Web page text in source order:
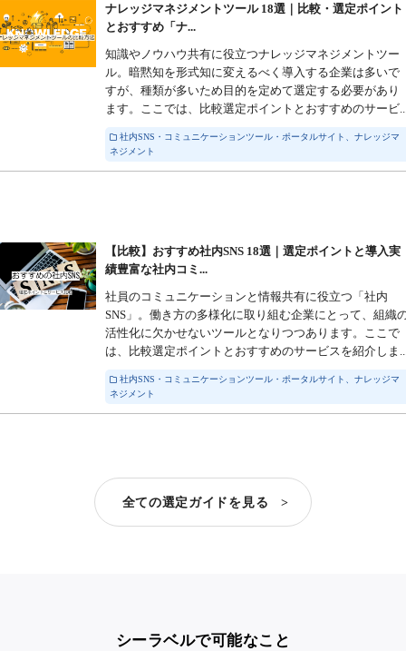
ナレッジマネジメントツール 18選｜比較・選定ポイント
とおすすめ「ナ...
知識やノウハウ共有に役立つナレッジマネジメントツー
ル。暗黙知を形式知に変えるべく導入する企業は多いで
すが、種類が多いため目的を定めて選定する必要があり
ます。ここでは、比較選定ポイントとおすすめのサービ
社内SNS・コミュニケーションツール・ポータルサイト、ナレッジマ
ネジメント
【比較】おすすめ社内SNS 18選｜選定ポイントと導入実
績豊富な社内コミ...
社員のコミュニケーションと情報共有に役立つ「社内
SNS」。働き方の多様化に取り組む企業にとって、組織
活性化に欠かせないツールとなりつつあります。ここで
は、比較選定ポイントとおすすめのサービスを紹介しま
社内SNS・コミュニケーションツール・ポータルサイト、ナレッジマ
ネジメント
全ての選定ガイドを見る >
シーラベルで可能なこと